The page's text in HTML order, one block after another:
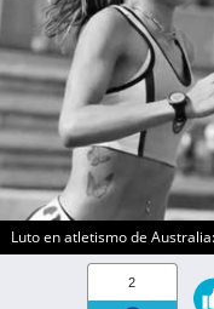
Luto en atletismo de
2